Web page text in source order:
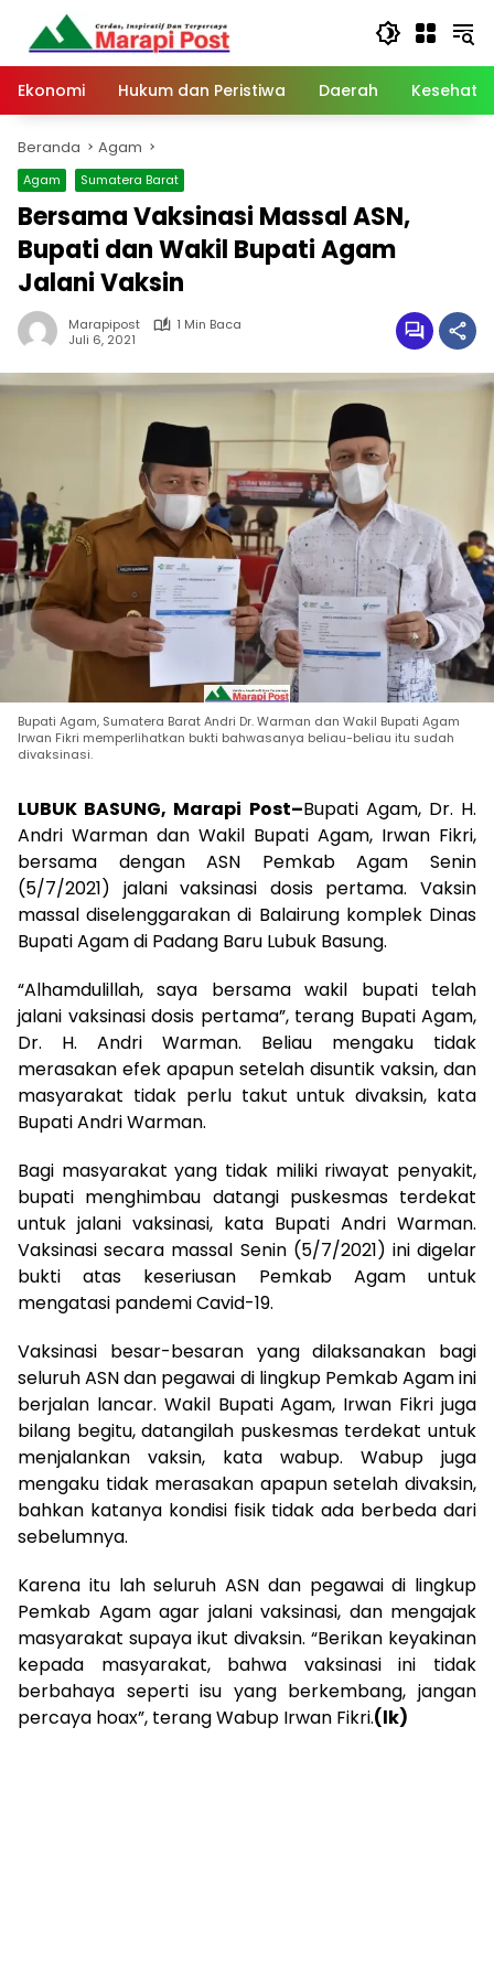
Langsung
konten
Ekonomi
Hukum dan Peristiwa Daerah
Beranda Agam
Agam Sumatera Barat
Bersama Vaksinasi Massal ASN,
Bupati dan Wakil Bupati Agam
Jalani Vaksin
Marapipost
1 Min Baca
Juli 6, 2021
Bupati Agam, Sumatera Barat Andri Dr. Warman dan Wakil Bupati Agam
Irwan Fikri memperlihatkan bukti bahwasanya beliau-beliau itu sudah
divaksinasi.
LUBUK BASUNG, Marapi Post–Bupati Agam, Dr. H.
Andri Warman dan Wakil Bupati Agam, Irwan Fikri,
bersama dengan ASN Pemkab Agam Senin
(5/7/2021) jalani vaksinasi dosis pertama. Vaksin
massal diselenggarakan di Balairung komplek Dinas
Bupati Agam di Padang Baru Lubuk Basung.
“Alhamdulillah, saya bersama wakil bupati telah
jalani vaksinasi dosis pertama”, terang Bupati Agam,
Dr. H. Andri Warman. Beliau mengaku tidak
merasakan efek apapun setelah disuntik vaksin, dan
masyarakat tidak perlu takut untuk divaksin, kata
Bupati Andri Warman.
Bagi masyarakat yang tidak miliki riwayat penyakit,
bupati menghimbau datangi puskesmas terdekat
untuk jalani vaksinasi, kata Bupati Andri Warman.
Vaksinasi secara massal Senin (5/7/2021) ini digelar
bukti atas keseriusan Pemkab Agam untuk
mengatasi pandemi Cavid-19.
Vaksinasi besar-besaran yang dilaksanakan bagi
seluruh ASN dan pegawai di lingkup Pemkab Agam ini
berjalan lancar. Wakil Bupati Agam, Irwan Fikri juga
bilang begitu, datangilah puskesmas terdekat untuk
menjalankan vaksin, kata wabup. Wabup juga
mengaku tidak merasakan apapun setelah divaksin,
bahkan katanya kondisi fisik tidak ada berbeda dari
sebelumnya.
Karena itu lah seluruh ASN dan pegawai di lingkup
Pemkab Agam agar jalani vaksinasi, dan mengajak
masyarakat supaya ikut divaksin. “Berikan keyakinan
kepada masyarakat, bahwa vaksinasi ini tidak
berbahaya seperti isu yang berkembang, jangan
percaya hoax”, terang Wabup Irwan Fikri.(lk)